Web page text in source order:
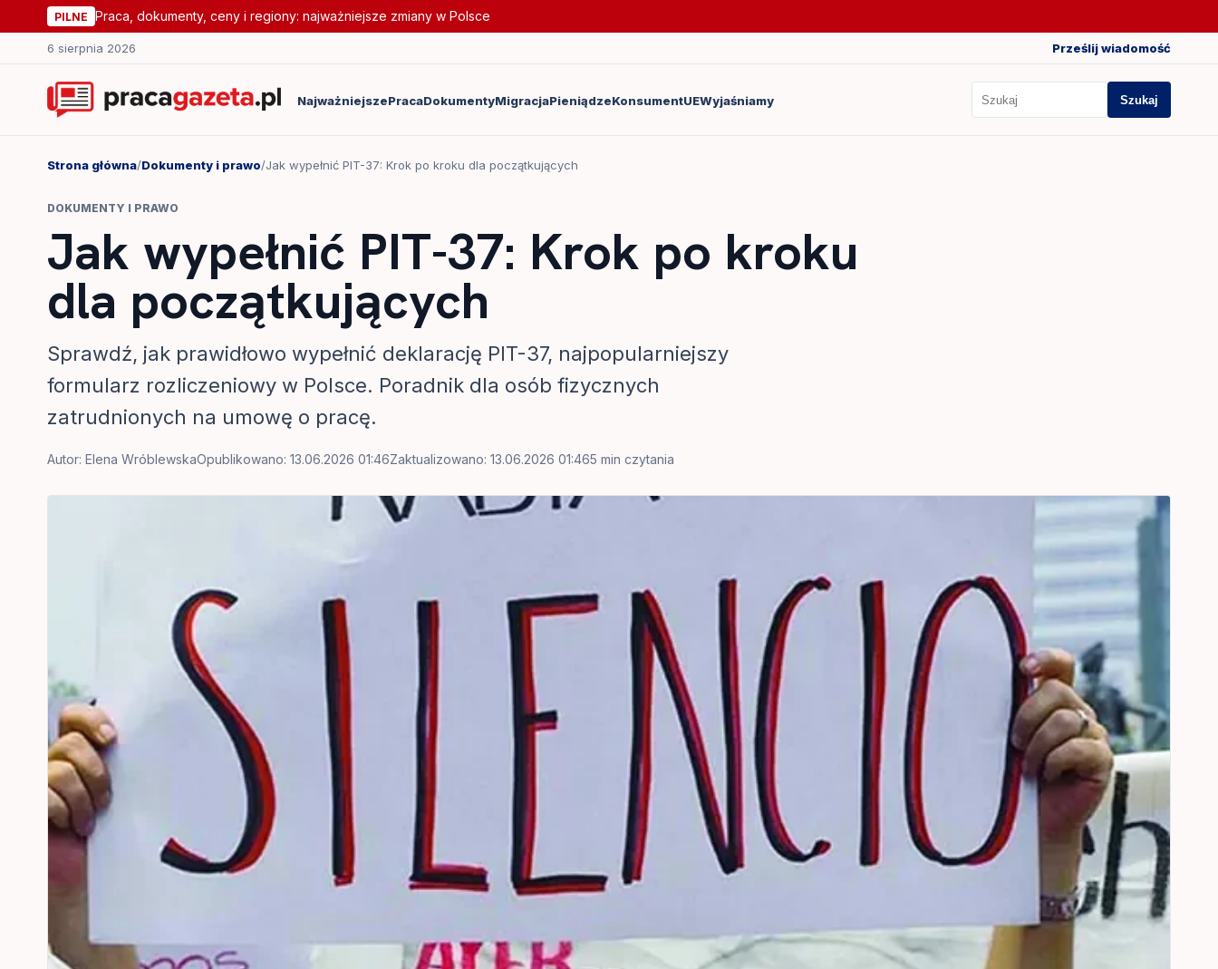
PILNE Praca, dokumenty, ceny i regiony: najważniejsze zmiany w Polsce
6 sierpnia 2026 Prześlij wiadomość
NajważniejszePracaDokumentyMigracjaPieniądzeKonsumentUEWyjaśniamy Szukaj
Szukaj
Strona główna/Dokumenty i prawo/Jak wypełnić PIT-37: Krok po kroku dla początkujących
DOKUMENTY I PRAWO
Jak wypełnić PIT-37: Krok po kroku
dla początkujących
Sprawdź, jak prawidłowo wypełnić deklarację PIT-37, najpopularniejszy
formularz rozliczeniowy w Polsce. Poradnik dla osób fizycznych
zatrudnionych na umowę o pracę.
Autor: Elena WróblewskaOpublikowano: 13.06.2026 01:46Zaktualizowano: 13.06.2026 01:465 min czytania